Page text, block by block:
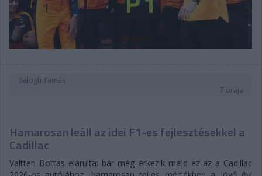
Balogh Tamás
7 órája
Hamarosan leáll az idei F1-es fejlesztésekkel a
Cadillac
Valtteri Bottas elárulta: bár még érkezik majd ez-az a Cadillac